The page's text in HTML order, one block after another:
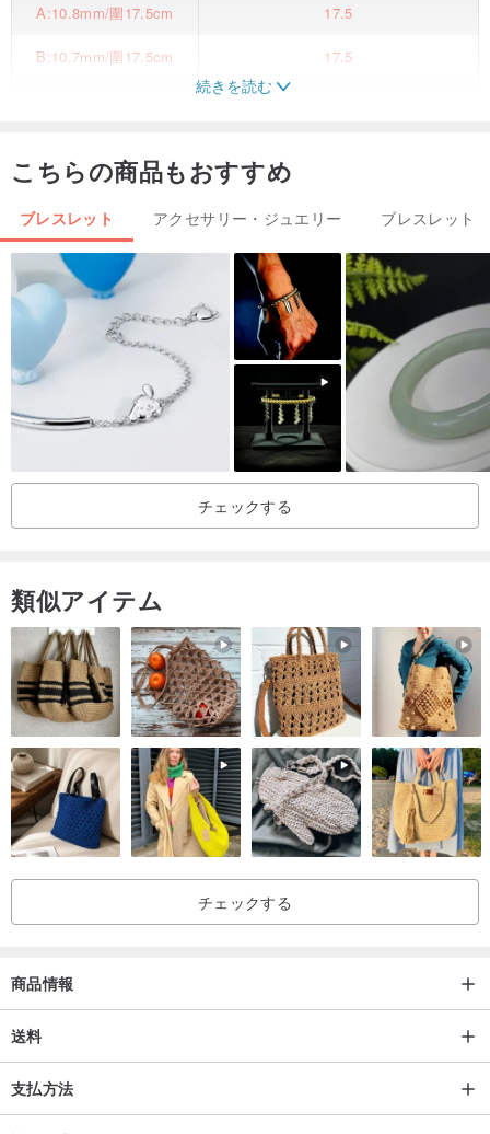
A:10.8mm/圍17.5cm 17.5
B:10.7mm/圍17.5cm 17.5
🔮クリスタルのグレードには違いがございますので、よく比較検討
されてからお選びください。
当ショップの写真はすべて🔅自然光を模した明るさ🔅でライティン
グしています。🪔薄暗い室内の照明🪔で勝手に想像しないでくださ
「ご注文前には必ず動画をご覧になってから決定してください。写
真だけを見て衝動買いをしないでください」
——— 《クリスタル紹介》———
にちなんで名付けられました。
ピーターサイトはタイガーアイの変種であり、その前身は珪化アス
ベストですが、地層圧力によって角礫化現象が起こったため、ピー
ターサイトはタイガーアイのような色調を示すことが多く、金、
黄、青、赤などの色が見られます。
ピーターサイトは、角礫化が完全にされているものが上質とされ、
すなわち、いくつかの色が均一に圧縮されて模様を形成し、波状ま
たは螺旋状の模様を形成しているものがより優れています。
——— 《クリスタルの効果》———
消し、精神的な活力を高め、内分泌のバランスを整えます。
ピーターサイトは、恐怖、困惑、混乱、怒りといったネガティブな
続きを読む
こちらの商品もおすすめ
ブレスレット アクセサリー・ジュエリー ブレスレット
チェックする
類似アイテム
チェックする
商品情報
送料
支払方法